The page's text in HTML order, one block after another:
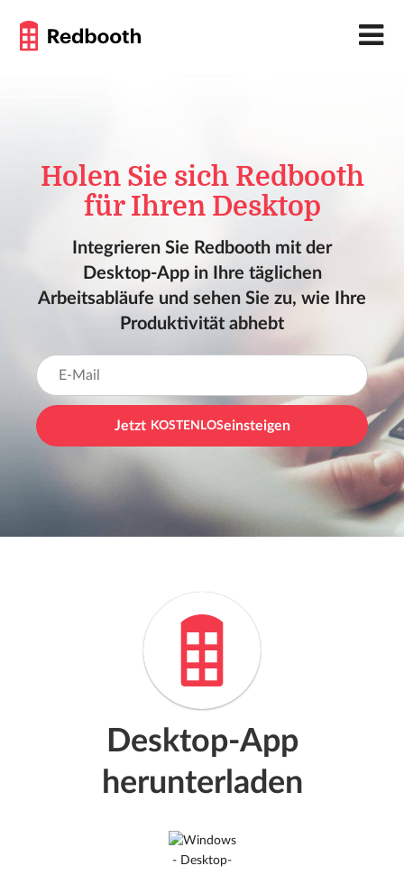
Holen Sie sich Redbooth
für Ihren Desktop
Integrieren Sie Redbooth mit der
Desktop-App in Ihre täglichen
Arbeitsabläufe und sehen Sie zu, wie Ihre
Produktivität abhebt
Jetzt KOSTENLOSeinsteigen
Desktop-App
herunterladen